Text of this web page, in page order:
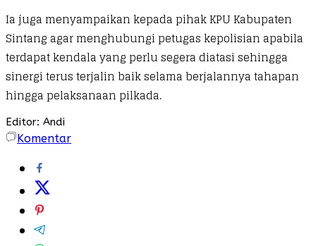
Ia juga menyampaikan kepada pihak KPU Kabupaten
Sintang agar menghubungi petugas kepolisian apabila
terdapat kendala yang perlu segera diatasi sehingga
sinergi terus terjalin baik selama berjalannya tahapan
hingga pelaksanaan pilkada.
Editor: Andi
Komentar